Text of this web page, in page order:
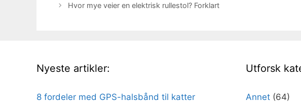
Hvor mye veier en elektrisk rullestol? Forklart
Nyeste artikler:
8 fordeler med GPS-halsbånd til katter
Utforsk
Annet (64)